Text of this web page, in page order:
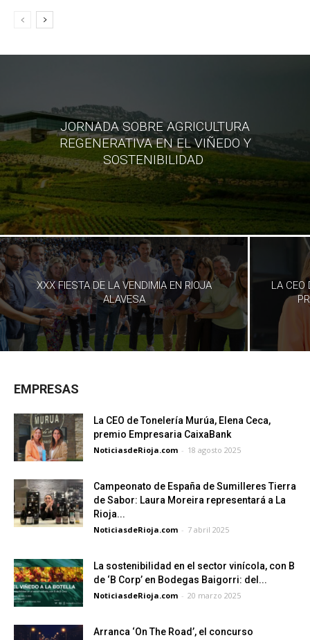
JORNADA SOBRE AGRICULTURA
REGENERATIVA EN EL VIÑEDO Y
SOSTENIBILIDAD
XXX FIESTA DE LA VENDIMIA EN RIOJA
ALAVESA
LA CEO
EMPRESAS
La CEO de Tonelería Murúa, Elena Ceca,
premio Empresaria CaixaBank
NoticiasdeRioja.com - 18 agosto 2025
Campeonato de España de Sumilleres Tierra
de Sabor: Laura Moreira representará a La
Rioja...
NoticiasdeRioja.com - 7 abril 2025
La sostenibilidad en el sector vinícola, con B
de ‘B Corp’ en Bodegas Baigorri: del...
NoticiasdeRioja.com - 20 marzo 2025
Arranca ‘On The Road’, el concurso